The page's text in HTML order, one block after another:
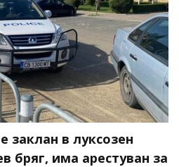
в луксозен
бряг, има арестуван за